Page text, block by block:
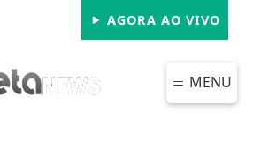
AGORA AO VIVO
MENU